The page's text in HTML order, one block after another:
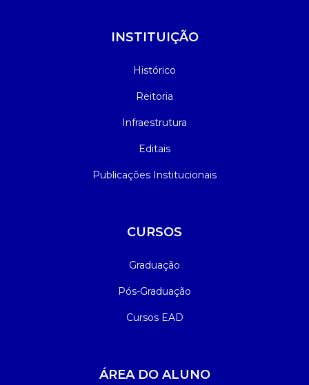
INSTITUIÇÃO
Histórico
Reitoria
Infraestrutura
Editais
Publicações Institucionais
CURSOS
Graduação
Pós-Graduação
Cursos EAD
ÁREA DO ALUNO